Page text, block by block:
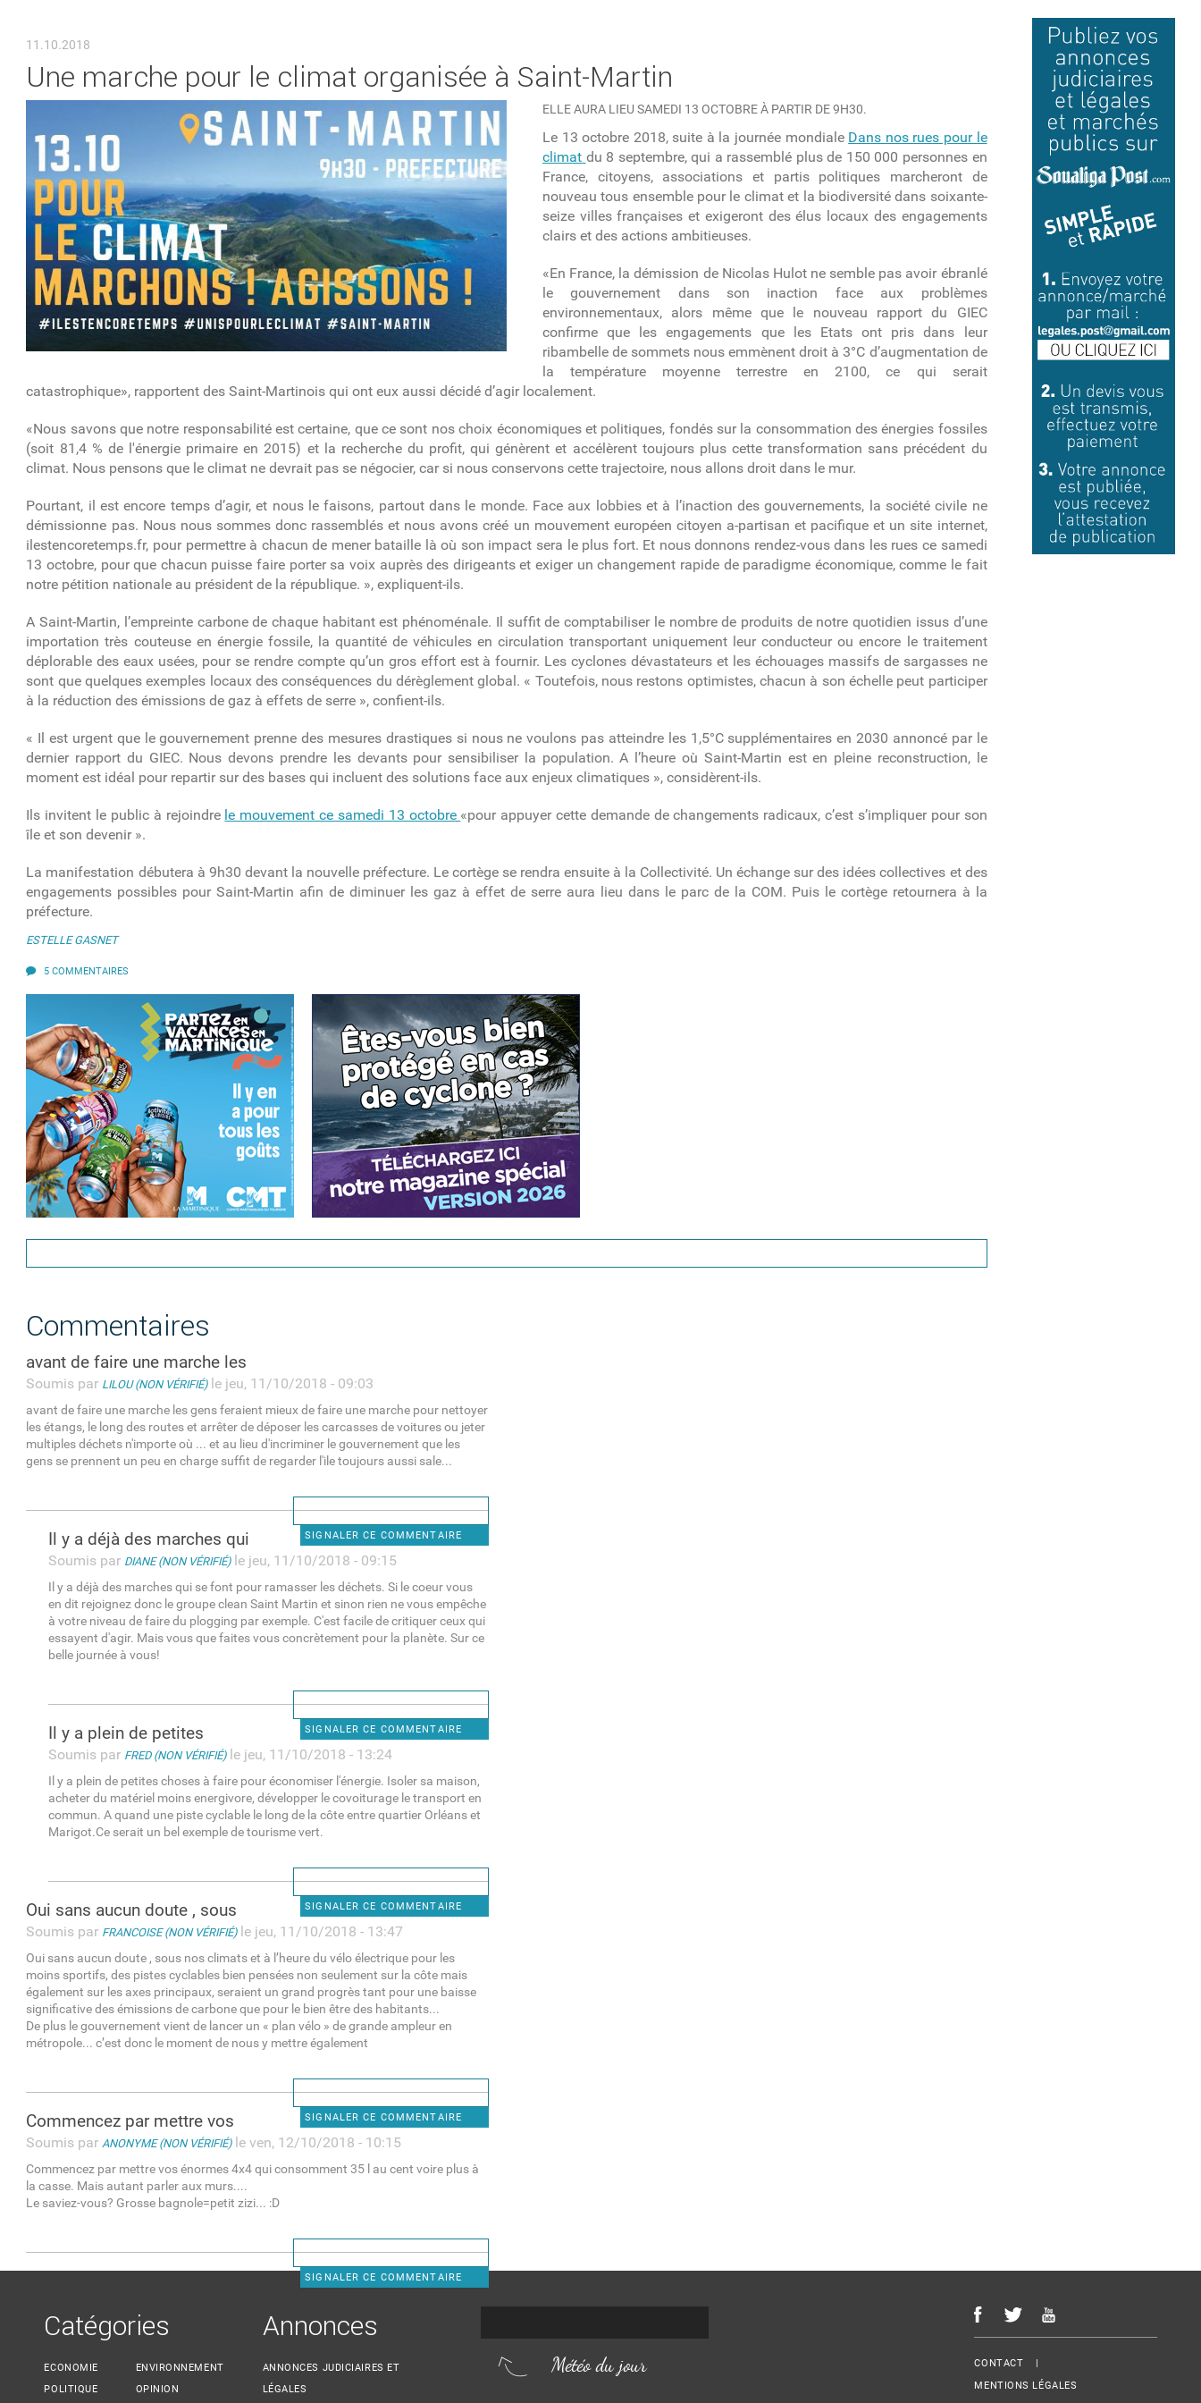
11.10.2018
Une marche pour le climat organisée à Saint-Martin
ELLE AURA LIEU SAMEDI 13 OCTOBRE À PARTIR DE 9H30.
Le 13 octobre 2018, suite à la journée mondiale Dans nos rues pour le
climat du 8 septembre, qui a rassemblé plus de 150 000 personnes en
France, citoyens, associations et partis politiques marcheront de
nouveau tous ensemble pour le climat et la biodiversité dans soixante-
seize villes françaises et exigeront des élus locaux des engagements
clairs et des actions ambitieuses.
«En France, la démission de Nicolas Hulot ne semble pas avoir ébranlé
le gouvernement dans son inaction face aux problèmes
environnementaux, alors même que le nouveau rapport du GIEC
confirme que les engagements que les Etats ont pris dans leur
ribambelle de sommets nous emmènent droit à 3°C d’augmentation de
la température moyenne terrestre en 2100, ce qui serait
catastrophique», rapportent des Saint-Martinois qui ont eux aussi décidé d’agir localement.
«Nous savons que notre responsabilité est certaine, que ce sont nos choix économiques et politiques, fondés sur la consommation des énergies fossiles
(soit 81,4 % de l'énergie primaire en 2015) et la recherche du profit, qui génèrent et accélèrent toujours plus cette transformation sans précédent du
climat. Nous pensons que le climat ne devrait pas se négocier, car si nous conservons cette trajectoire, nous allons droit dans le mur.
Pourtant, il est encore temps d’agir, et nous le faisons, partout dans le monde. Face aux lobbies et à l’inaction des gouvernements, la société civile ne
démissionne pas. Nous nous sommes donc rassemblés et nous avons créé un mouvement européen citoyen a-partisan et pacifique et un site internet,
ilestencoretemps.fr, pour permettre à chacun de mener bataille là où son impact sera le plus fort. Et nous donnons rendez-vous dans les rues ce samedi
13 octobre, pour que chacun puisse faire porter sa voix auprès des dirigeants et exiger un changement rapide de paradigme économique, comme le fait
notre pétition nationale au président de la république. », expliquent-ils.
A Saint-Martin, l’empreinte carbone de chaque habitant est phénoménale. Il suffit de comptabiliser le nombre de produits de notre quotidien issus d’une
importation très couteuse en énergie fossile, la quantité de véhicules en circulation transportant uniquement leur conducteur ou encore le traitement
déplorable des eaux usées, pour se rendre compte qu’un gros effort est à fournir. Les cyclones dévastateurs et les échouages massifs de sargasses ne
sont que quelques exemples locaux des conséquences du dérèglement global. « Toutefois, nous restons optimistes, chacun à son échelle peut participer
à la réduction des émissions de gaz à effets de serre », confient-ils.
« Il est urgent que le gouvernement prenne des mesures drastiques si nous ne voulons pas atteindre les 1,5°C supplémentaires en 2030 annoncé par le
dernier rapport du GIEC. Nous devons prendre les devants pour sensibiliser la population. A l’heure où Saint-Martin est en pleine reconstruction, le
moment est idéal pour repartir sur des bases qui incluent des solutions face aux enjeux climatiques », considèrent-ils.
Ils invitent le public à rejoindre le mouvement ce samedi 13 octobre «pour appuyer cette demande de changements radicaux, c’est s’impliquer pour son
île et son devenir ».
La manifestation débutera à 9h30 devant la nouvelle préfecture. Le cortège se rendra ensuite à la Collectivité. Un échange surdes idées collectives et des
engagements possibles pour Saint-Martin afin de diminuer les gaz à effet de serre aura lieu dans le parc de la COM. Puis le cortège retournera à la
préfecture.
ESTELLE GASNET
5 COMMENTAIRES
Commentaires
avant de faire une marche les
Soumis par LILOU (NON VÉRIFIÉ)le jeu, 11/10/2018 - 09:03
avant de faire une marche les gens feraient mieux de faire une marche pour nettoyer
les étangs, le long des routes et arrêter de déposer les carcasses de voitures ou jeter
multiples déchets n'importe où ... et au lieu d'incriminer le gouvernement que les
gens se prennent un peu en charge suffit de regarder l'ile toujours aussi sale...
SIGNALER CE COMMENTAIRE
Il y a déjà des marches qui
Soumis par DIANE (NON VÉRIFIÉ)le jeu, 11/10/2018 - 09:15
Il y a déjà des marches qui se font pour ramasser les déchets. Si le coeur vous
en dit rejoignez donc le groupe clean Saint Martin et sinon rien ne vous empêche
à votre niveau de faire du plogging par exemple. C'est facile de critiquer ceux qui
essayent d'agir. Mais vous que faites vous concrètement pour la planète. Sur ce
belle journée à vous!
SIGNALER CE COMMENTAIRE
Il y a plein de petites
Soumis par FRED (NON VÉRIFIÉ)le jeu, 11/10/2018 - 13:24
Il y a plein de petites choses à faire pour économiser l'énergie. Isoler sa maison,
acheter du matériel moins energivore, développer le covoiturage le transport en
commun. A quand une piste cyclable le long de la côte entre quartier Orléans et
Marigot.Ce serait un bel exemple de tourisme vert.
SIGNALER CE COMMENTAIRE
Oui sans aucun doute , sous
Soumis par FRANCOISE (NON VÉRIFIÉ)le jeu, 11/10/2018 - 13:47
Oui sans aucun doute , sous nos climats et à l’heure du vélo électrique pour les
moins sportifs, des pistes cyclables bien pensées non seulement sur la côte mais
également sur les axes principaux, seraient un grand progrès tant pour une baisse
significative des émissions de carbone que pour le bien être des habitants...
De plus le gouvernement vient de lancer un « plan vélo » de grande ampleur en
métropole... c’est donc le moment de nous y mettre également
SIGNALER CE COMMENTAIRE
Commencez par mettre vos
Soumis parANONYME (NON VÉRIFIÉ)le ven, 12/10/2018 - 10:15
Commencez par mettre vos énormes 4x4 qui consomment 35 l au cent voire plus à
la casse. Mais autant parler aux murs....
Le saviez-vous? Grosse bagnole=petit zizi... :D
SIGNALER CE COMMENTAIRE
Catégories
ECONOMIE
POLITIQUE
ENVIRONNEMENT
OPINION
Annonces
ANNONCES JUDICIAIRES ET
LÉGALES
Météo du jour Menu Footer
CONTACT
MENTIONS LÉGALES